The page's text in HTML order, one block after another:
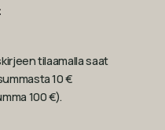
tilaamalla saat
10 €
100 €).